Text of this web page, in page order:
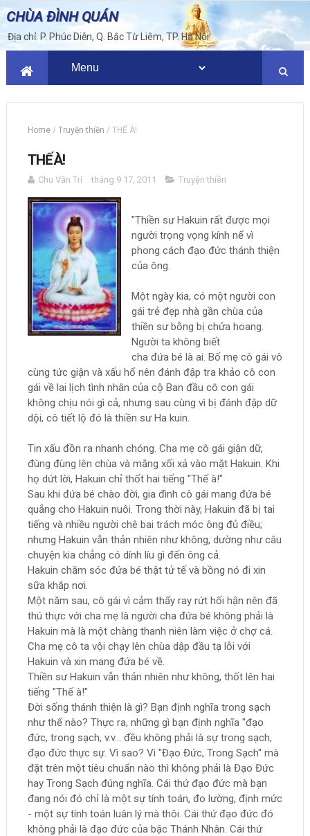
CHÙA ĐÌNH QUÁN
Địa chỉ: P. Phúc Diễn, Q. Bắc Từ Liêm, TP. Hà Nội
Home / Truyện thiền / THẾ À!
THẾ À!
Chu Văn Trí tháng 9 17, 2011 Truyện thiền
"Thiền sư Hakuin rất được mọi
người trọng vọng kính nể vì
phong cách đạo đức thánh thiện
của ông.
Một ngày kia, có một người con
gái trẻ đẹp nhà gần chùa của
thiền sư bỗng bị chửa hoang.
Người ta không biết
cha đứa bé là ai. Bố mẹ cô gái vô
cùng tức giận và xấu hổ nên đánh đập tra khảo cô con
gái về lai lịch tình nhân của cộ Ban đầu cô con gái
không chịu nói gì cả, nhưng sau cùng vì bị đánh đập dữ
dội, cô tiết lộ đó là thiền sư Ha kuin.
Tin xấu đồn ra nhanh chóng. Cha mẹ cô gái giận dữ,
đùng đùng lên chùa và mắng xối xả vào mặt Hakuin. Khi
họ dứt lời, Hakuin chỉ thốt hai tiếng "Thế à!"
Sau khi đứa bé chào đời, gia đình cô gái mang đứa bé
quẳng cho Hakuin nuôi. Trong thời này, Hakuin đã bị tai
tiếng và nhiều người chê bai trách móc ông đủ điều;
nhưng Hakuin vẫn thản nhiên như không, dường như câu
chuyện kia chẳng có dính líu gì đến ông cả.
Hakuin chăm sóc đứa bé thật tử tế và bồng nó đi xin
sữa khắp nơi.
Một năm sau, cô gái vì cảm thấy ray rứt hối hận nên đã
thú thực với cha mẹ là người cha đứa bé không phải là
Hakuin mà là một chàng thanh niên làm việc ở chợ cá.
Cha mẹ cô ta vội chạy lên chùa dập đầu tạ lỗi với
Hakuin và xin mang đứa bé về.
Thiền sư Hakuin vẫn thản nhiên như không, thốt lên hai
tiếng "Thế à!"
Đời sống thánh thiện là gì? Bạn định nghĩa trong sạch
như thế nào? Thực ra, những gì bạn định nghĩa "đạo
đức, trong sạch, v.v... đều không phải là sự trong sạch,
đạo đức thực sự. Vì sao? Vì "Đạo Đức, Trong Sạch" mà
đặt trên một tiêu chuẩn nào thì không phải là Đạo Đức
hay Trong Sạch đúng nghĩa. Cái thứ đạo đức mà bạn
đang nói đó chỉ là một sự tính toán, đo lường, định mức
- một sự tính toán luân lý mà thôi. Cái thứ đạo đức đó
không phải là đạo đức của bậc Thánh Nhân. Cái thứ